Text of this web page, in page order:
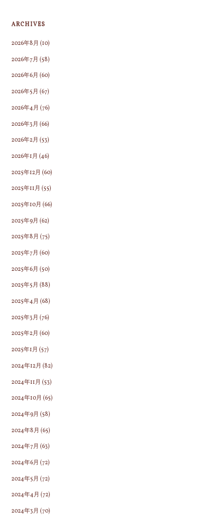
ARCHIVES
2026年8月 (10)
2026年7月 (58)
2026年6月 (60)
2026年5月 (67)
2026年4月 (76)
2026年3月 (66)
2026年2月 (53)
2026年1月 (46)
2025年12月 (60)
2025年11月 (55)
2025年10月 (66)
2025年9月 (62)
2025年8月 (75)
2025年7月 (60)
2025年6月 (50)
2025年5月 (88)
2025年4月 (68)
2025年3月 (76)
2025年2月 (60)
2025年1月 (57)
2024年12月 (82)
2024年11月 (53)
2024年10月 (65)
2024年9月 (58)
2024年8月 (65)
2024年7月 (63)
2024年6月 (72)
2024年5月 (72)
2024年4月 (72)
2024年3月 (70)